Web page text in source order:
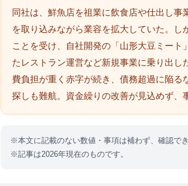
同社は、鮮魚店を祖業に飲食店や仕出し
を取り込みながら業容を拡大していた。
ことを受け、自社開発の「山形大豆ミー
たレストラン運営など新規事業に乗り出
費負担が重く赤字が続き、債務超過に陥
探しも難航。資金繰りの改善が見込めず、
※本文に記載のない数値・事項は補わず、確認で
※記事は2026年現在のものです。